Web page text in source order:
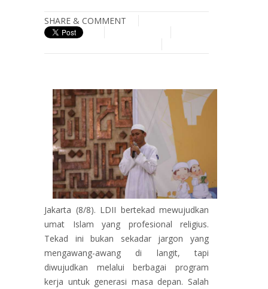
SHARE & COMMENT
Jakarta (8/8). LDII bertekad mewujudkan
umat Islam yang profesional religius.
Tekad ini bukan sekadar jargon yang
mengawang-awang di langit, tapi
diwujudkan melalui berbagai program
kerja untuk generasi masa depan. Salah